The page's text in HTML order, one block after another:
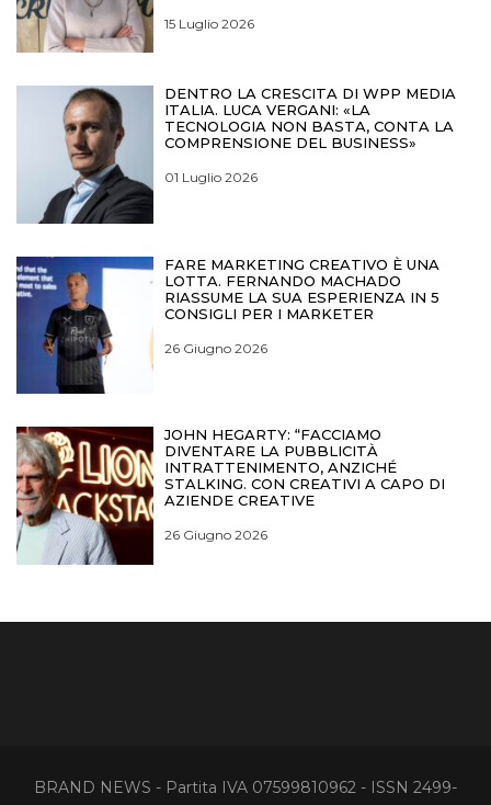
15 Luglio 2026
DENTRO LA CRESCITA DI WPP MEDIA
ITALIA. LUCA VERGANI: «LA
TECNOLOGIA NON BASTA, CONTA LA
COMPRENSIONE DEL BUSINESS»
01 Luglio 2026
FARE MARKETING CREATIVO È UNA
LOTTA. FERNANDO MACHADO
RIASSUME LA SUA ESPERIENZA IN 5
CONSIGLI PER I MARKETER
26 Giugno 2026
JOHN HEGARTY: “FACCIAMO
DIVENTARE LA PUBBLICITÀ
INTRATTENIMENTO, ANZICHÉ
STALKING. CON CREATIVI A CAPO DI
AZIENDE CREATIVE
26 Giugno 2026
BRAND NEWS - Partita IVA 07599810962 - ISSN 2499-